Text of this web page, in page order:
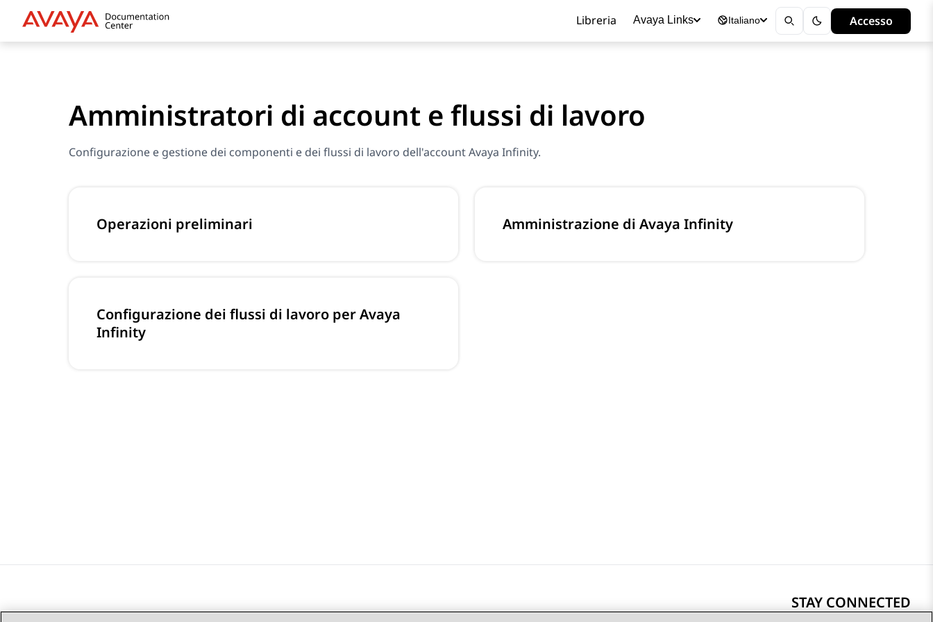
Libreria Avaya Links Italiano Accesso
Amministratori di account e flussi di lavoro
Configurazione e gestione dei componenti e dei flussi di lavoro dell'account Avaya Infinity.
Operazioni preliminari Amministrazione di Avaya Infinity
Configurazione dei flussi di lavoro per Avaya
Infinity
STAY CONNECTED